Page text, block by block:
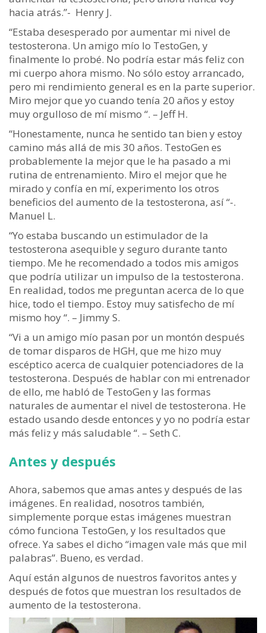
hacia atrás.”- Henry J.
“Estaba desesperado por aumentar mi nivel de
testosterona. Un amigo mío lo TestoGen, y
finalmente lo probé. No podría estar más feliz con
mi cuerpo ahora mismo. No sólo estoy arrancado,
pero mi rendimiento general es en la parte superior.
Miro mejor que yo cuando tenía 20 años y estoy
muy orgulloso de mí mismo “. – Jeff H.
“Honestamente, nunca he sentido tan bien y estoy
camino más allá de mis 30 años. TestoGen es
probablemente la mejor que le ha pasado a mi
rutina de entrenamiento. Miro el mejor que he
mirado y confía en mí, experimento los otros
beneficios del aumento de la testosterona, así “-.
Manuel L.
“Yo estaba buscando un estimulador de la
testosterona asequible y seguro durante tanto
tiempo. Me he recomendado a todos mis amigos
que podría utilizar un impulso de la testosterona.
En realidad, todos me preguntan acerca de lo que
hice, todo el tiempo. Estoy muy satisfecho de mí
mismo hoy “. – Jimmy S.
“Vi a un amigo mío pasan por un montón después
de tomar disparos de HGH, que me hizo muy
escéptico acerca de cualquier potenciadores de la
testosterona. Después de hablar con mi entrenador
de ello, me habló de TestoGen y las formas
naturales de aumentar el nivel de testosterona. He
estado usando desde entonces y yo no podría estar
más feliz y más saludable “. – Seth C.
Antes y después
Ahora, sabemos que amas antes y después de las
imágenes. En realidad, nosotros también,
simplemente porque estas imágenes muestran
cómo funciona TestoGen, y los resultados que
ofrece. Ya sabes el dicho “imagen vale más que mil
palabras”. Bueno, es verdad.
Aquí están algunos de nuestros favoritos antes y
después de fotos que muestran los resultados de
aumento de la testosterona.